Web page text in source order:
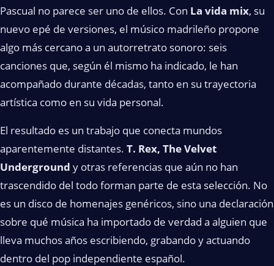
Pascual no parece ser uno de ellos. Con La vida mix, su
nuevo epé de versiones, el músico madrileño propone
algo más cercano a un autorretrato sonoro: seis
canciones que, según él mismo ha indicado, le han
acompañado durante décadas, tanto en su trayectoria
artística como en su vida personal.
El resultado es un trabajo que conecta mundos
aparentemente distantes. T. Rex, The Velvet
Underground y otras referencias que aún no han
trascendido del todo forman parte de esta selección. No
es un disco de homenajes genéricos, sino una declaración
sobre qué música ha importado de verdad a alguien que
lleva muchos años escribiendo, grabando y actuando
dentro del pop independiente español.